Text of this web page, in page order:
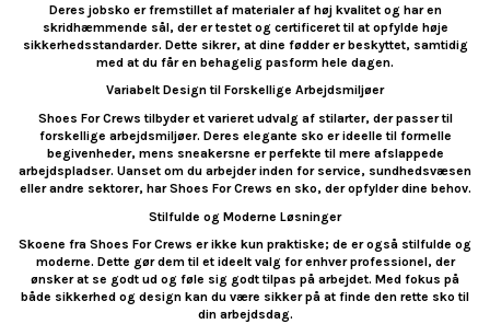
Deres jobsko er fremstillet af materialer af høj kvalitet og har en
skridhæmmende sål, der er testet og certificeret til at opfylde høje
sikkerhedsstandarder. Dette sikrer, at dine fødder er beskyttet, samtidig
med at du får en behagelig pasform hele dagen.
Variabelt Design til Forskellige Arbejdsmiljøer
Shoes For Crews tilbyder et varieret udvalg af stilarter, der passer til
forskellige arbejdsmiljøer. Deres elegante sko er ideelle til formelle
begivenheder, mens sneakersne er perfekte til mere afslappede
arbejdspladser. Uanset om du arbejder inden for service, sundhedsvæsen
eller andre sektorer, har Shoes For Crews en sko, der opfylder dine behov.
Stilfulde og Moderne Løsninger
Skoene fra Shoes For Crews er ikke kun praktiske; de er også stilfulde og
moderne. Dette gør dem til et ideelt valg for enhver professionel, der
ønsker at se godt ud og føle sig godt tilpas på arbejdet. Med fokus på
både sikkerhed og design kan du være sikker på at finde den rette sko til
din arbejdsdag.